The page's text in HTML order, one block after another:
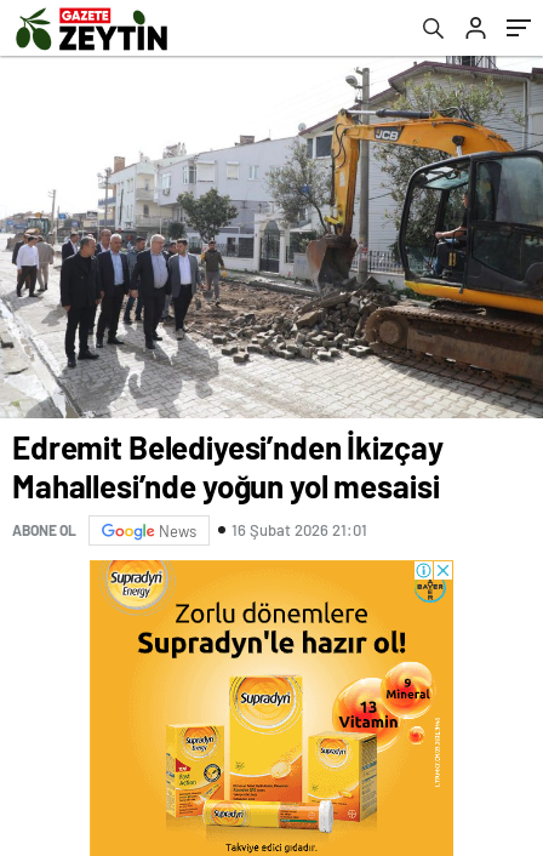
Edremit Belediyesi’nden İkizçay
Mahallesi’nde yoğun yol mesaisi
ABONE OL News 16 Şubat 2026 21:01